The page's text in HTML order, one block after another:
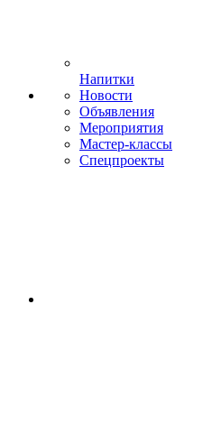
Напитки
Новости
Объявления
Мероприятия
Мастер-классы
Спецпроекты